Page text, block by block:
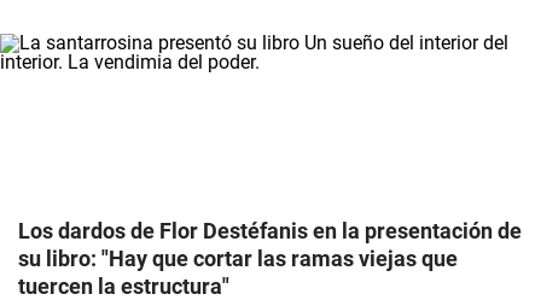
Los dardos de Flor Destéfanis en la presentación de
su libro: "Hay que cortar las ramas viejas que
tuercen la estructura"